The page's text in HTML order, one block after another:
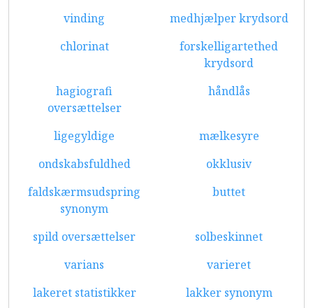
vinding
medhjælper krydsord
chlorinat
forskelligartethed
krydsord
hagiografi
oversættelser
håndlås
ligegyldige
mælkesyre
ondskabsfuldhed
okklusiv
faldskærmsudspring
synonym
buttet
spild oversættelser
solbeskinnet
varians
varieret
lakeret statistikker
lakker synonym